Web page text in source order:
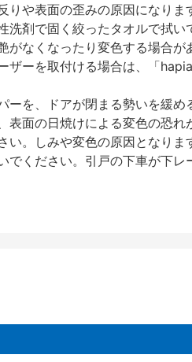
や表面の歪みの原因になりま
剤で固く絞ったタオルで拭い
なくなったり変色する場合
ーを取付ける場合は、「
を、ドアが閉まる勢いを緩
面の日焼けによる変色の恐
。しみや変色の原因となりま
ください。引戸の下車が下